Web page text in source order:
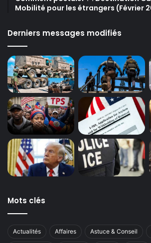
Mobilité pour les étrangers (Février
Derniers messages modifiés
Mots clés
Actualités Affaires Astuce & Conseil